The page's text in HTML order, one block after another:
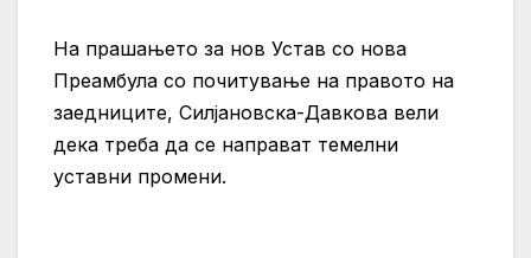
На прашањето за нов Устав со нова
Преамбула со почитување на правото на
заедниците, Силјановска-Давкова вели
дека треба да се направат темелни
уставни промени.